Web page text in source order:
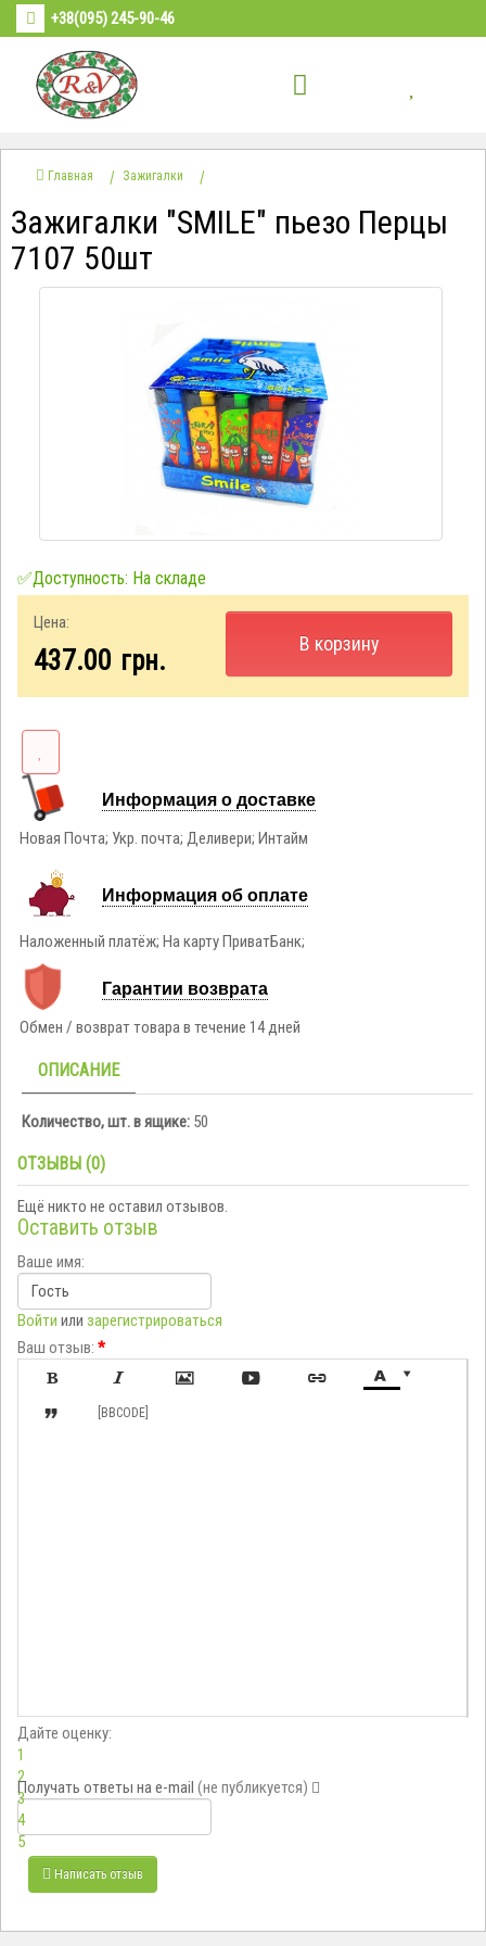
+38(095) 245-90-46
Главная Зажигалки
Зажигалки "SMILE" пьезо Перцы
7107 50шт
✅Доступность: На складе
Цена:
437.00 грн.
В корзину
Информация о доставке
Новая Почта; Укр. почта; Деливери; Интайм
Информация об оплате
Наложенный платёж; На карту ПриватБанк;
Гарантии возврата
Обмен / возврат товара в течение 14 дней
ОПИСАНИЕ
Количество, шт. в ящике: 50
ОТЗЫВЫ (0)
Ещё никто не оставил отзывов.
Оставить отзыв
Ваше имя:
Войти или зарегистрироваться
Ваш отзыв: *

     
 [BBCODE]
Дайте оценку:
1
2
3
4
5
Получать ответы на e-mail (не публикуется)
Написать отзыв